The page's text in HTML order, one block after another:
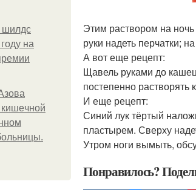
шилдс
на
Этим раствором на ночь
руки надеть перчатки;
А вот еще рецепт:
Щавель руками до
постепенно растворять
И еще рецепт:
Синий лук тёртый
пластырем. Сверху
Утром ноги вымыть,
Понравилось?